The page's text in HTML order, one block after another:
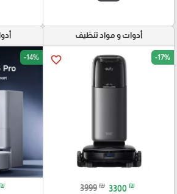
أدوات و مواد تنظيف
favorite_border -17%
3999 ₪ 3300 ₪
-14%
₪